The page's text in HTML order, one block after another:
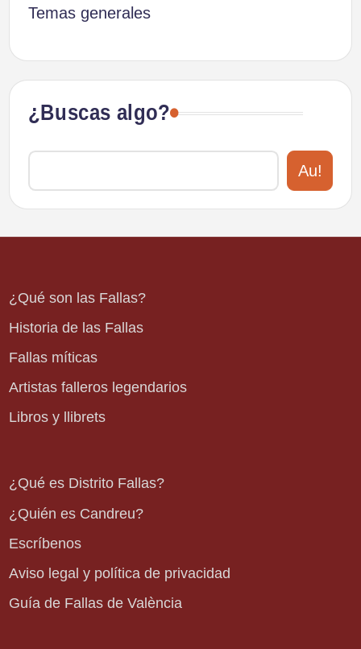
Temas generales
¿Buscas algo?
Au!
¿Qué son las Fallas?
Historia de las Fallas
Fallas míticas
Artistas falleros legendarios
Libros y llibrets
¿Qué es Distrito Fallas?
¿Quién es Candreu?
Escríbenos
Aviso legal y política de privacidad
Guía de Fallas de València